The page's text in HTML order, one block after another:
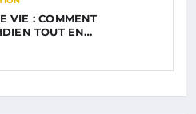
VIE : COMMENT
TOUT EN…